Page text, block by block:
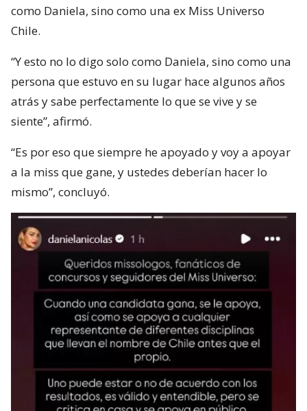
como Daniela, sino como una ex Miss Universo
Chile.
“Y esto no lo digo solo como Daniela, sino como una
persona que estuvo en su lugar hace algunos años
atrás y sabe perfectamente lo que se vive y se
siente”, afirmó.
“Es por eso que siempre he apoyado y voy a apoyar
a la miss que gane, y ustedes deberían hacer lo
mismo”, concluyó.